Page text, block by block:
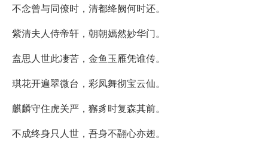
不念曾与同僚时，清都绛阙何时还。
紫清夫人侍帝轩，朝朝嫣然妙华门。
盍思人世此凄苦，金鱼玉雁凭谁传。
琪花开遍翠微台，彩凤舞彻宝云仙。
麒麟守住虎关严，獬豸时复森其前。
不成终身只人世，吾身不翮心亦翅。